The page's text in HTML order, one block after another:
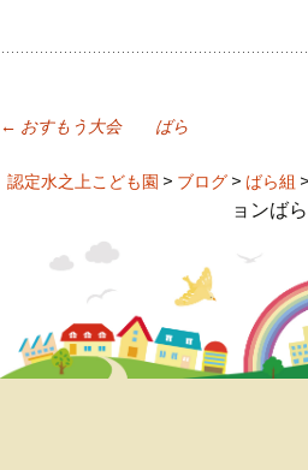
投
稿
ナ
← おすもう大会 ばら
認定水之上こども園 > ブログ> ばら組 >
ョンばら